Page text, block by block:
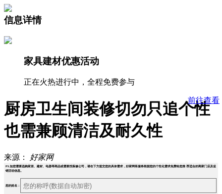
信息详情
家具建材优惠活动
正在火热进行中，全程免费参与
前往查看
厨房卫生间装修切勿只追个性
也需兼顾清洁及耐久性
来源： 好家网
PS.如您需要选购家居、建材、电器等商品或需要找装修公司，请在下方提交您的具体需求，好家网客服将根据您的个性化需求免费给您推 荐适合的商家门店及促
销活动信息。
您的姓名：